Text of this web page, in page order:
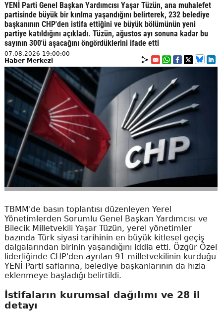
YENİ Parti Genel Başkan Yardımcısı Yaşar Tüzün, ana muhalefet
partisinde büyük bir kırılma yaşandığını belirterek, 232 belediye
başkanının CHP'den istifa ettiğini ve büyük bölümünün yeni
partiye katıldığını açıkladı. Tüzün, ağustos ayı sonuna kadar bu
sayının 300'ü aşacağını öngördüklerini ifade etti
07.08.2026 19:00:00
Haber Merkezi
TBMM'de basın toplantısı düzenleyen Yerel
Yönetimlerden Sorumlu Genel Başkan Yardımcısı ve
Bilecik Milletvekili Yaşar Tüzün, yerel yönetimler
bazında Türk siyasi tarihinin en büyük kitlesel geçiş
dalgalarından birinin yaşandığını iddia etti. Özgür Özel
liderliğinde CHP'den ayrılan 91 milletvekilinin kurduğu
YENİ Parti saflarına, belediye başkanlarının da hızla
eklenmeye başladığı belirtildi.
İstifaların kurumsal dağılımı ve 28 il
detayı